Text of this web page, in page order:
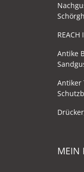
Antike
Antiker
MEIN